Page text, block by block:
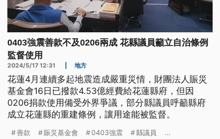
0403強震善款不及0206兩成 花縣議員籲立自治條例
監督使用
2024/5/17 12:31 地方
花蓮4月連續多起地震造成嚴重災情，財團法人賑災
基金會16日已撥款4.53億經費給花蓮縣府，但因
0206捐款使用備受外界爭議，部分縣議員呼籲縣府
成立花蓮縣的重建條例，讓用途能被監督。
善款 賑災基金會 0403強震 縣議員 ...